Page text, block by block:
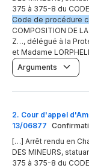
375 à 375-8 du
Code de procédure
COMPOSITION DE
Z…, délégué à la
et Madame
Arguments
2. Cour d'appel
13/06877
[…] Arrêt rendu en
DES MINEURS,
375 à 375-8 du